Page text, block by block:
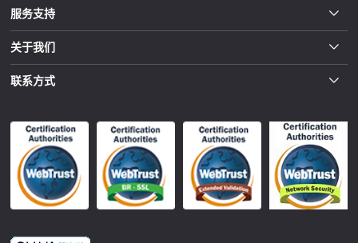
服务支持
关于我们
联系方式